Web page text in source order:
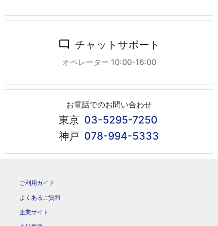
チャットサポート
オペレーター 10:00-16:00
お電話でのお問い合わせ
東京 03-5295-7250
神戸 078-994-5333
ご利用ガイド
よくあるご質問
企業サイト